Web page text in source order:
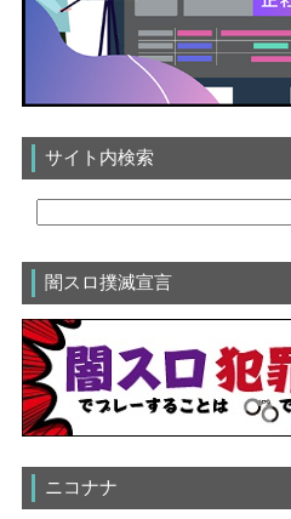
サイト内検索
闇スロ撲滅宣言
ニコナナ